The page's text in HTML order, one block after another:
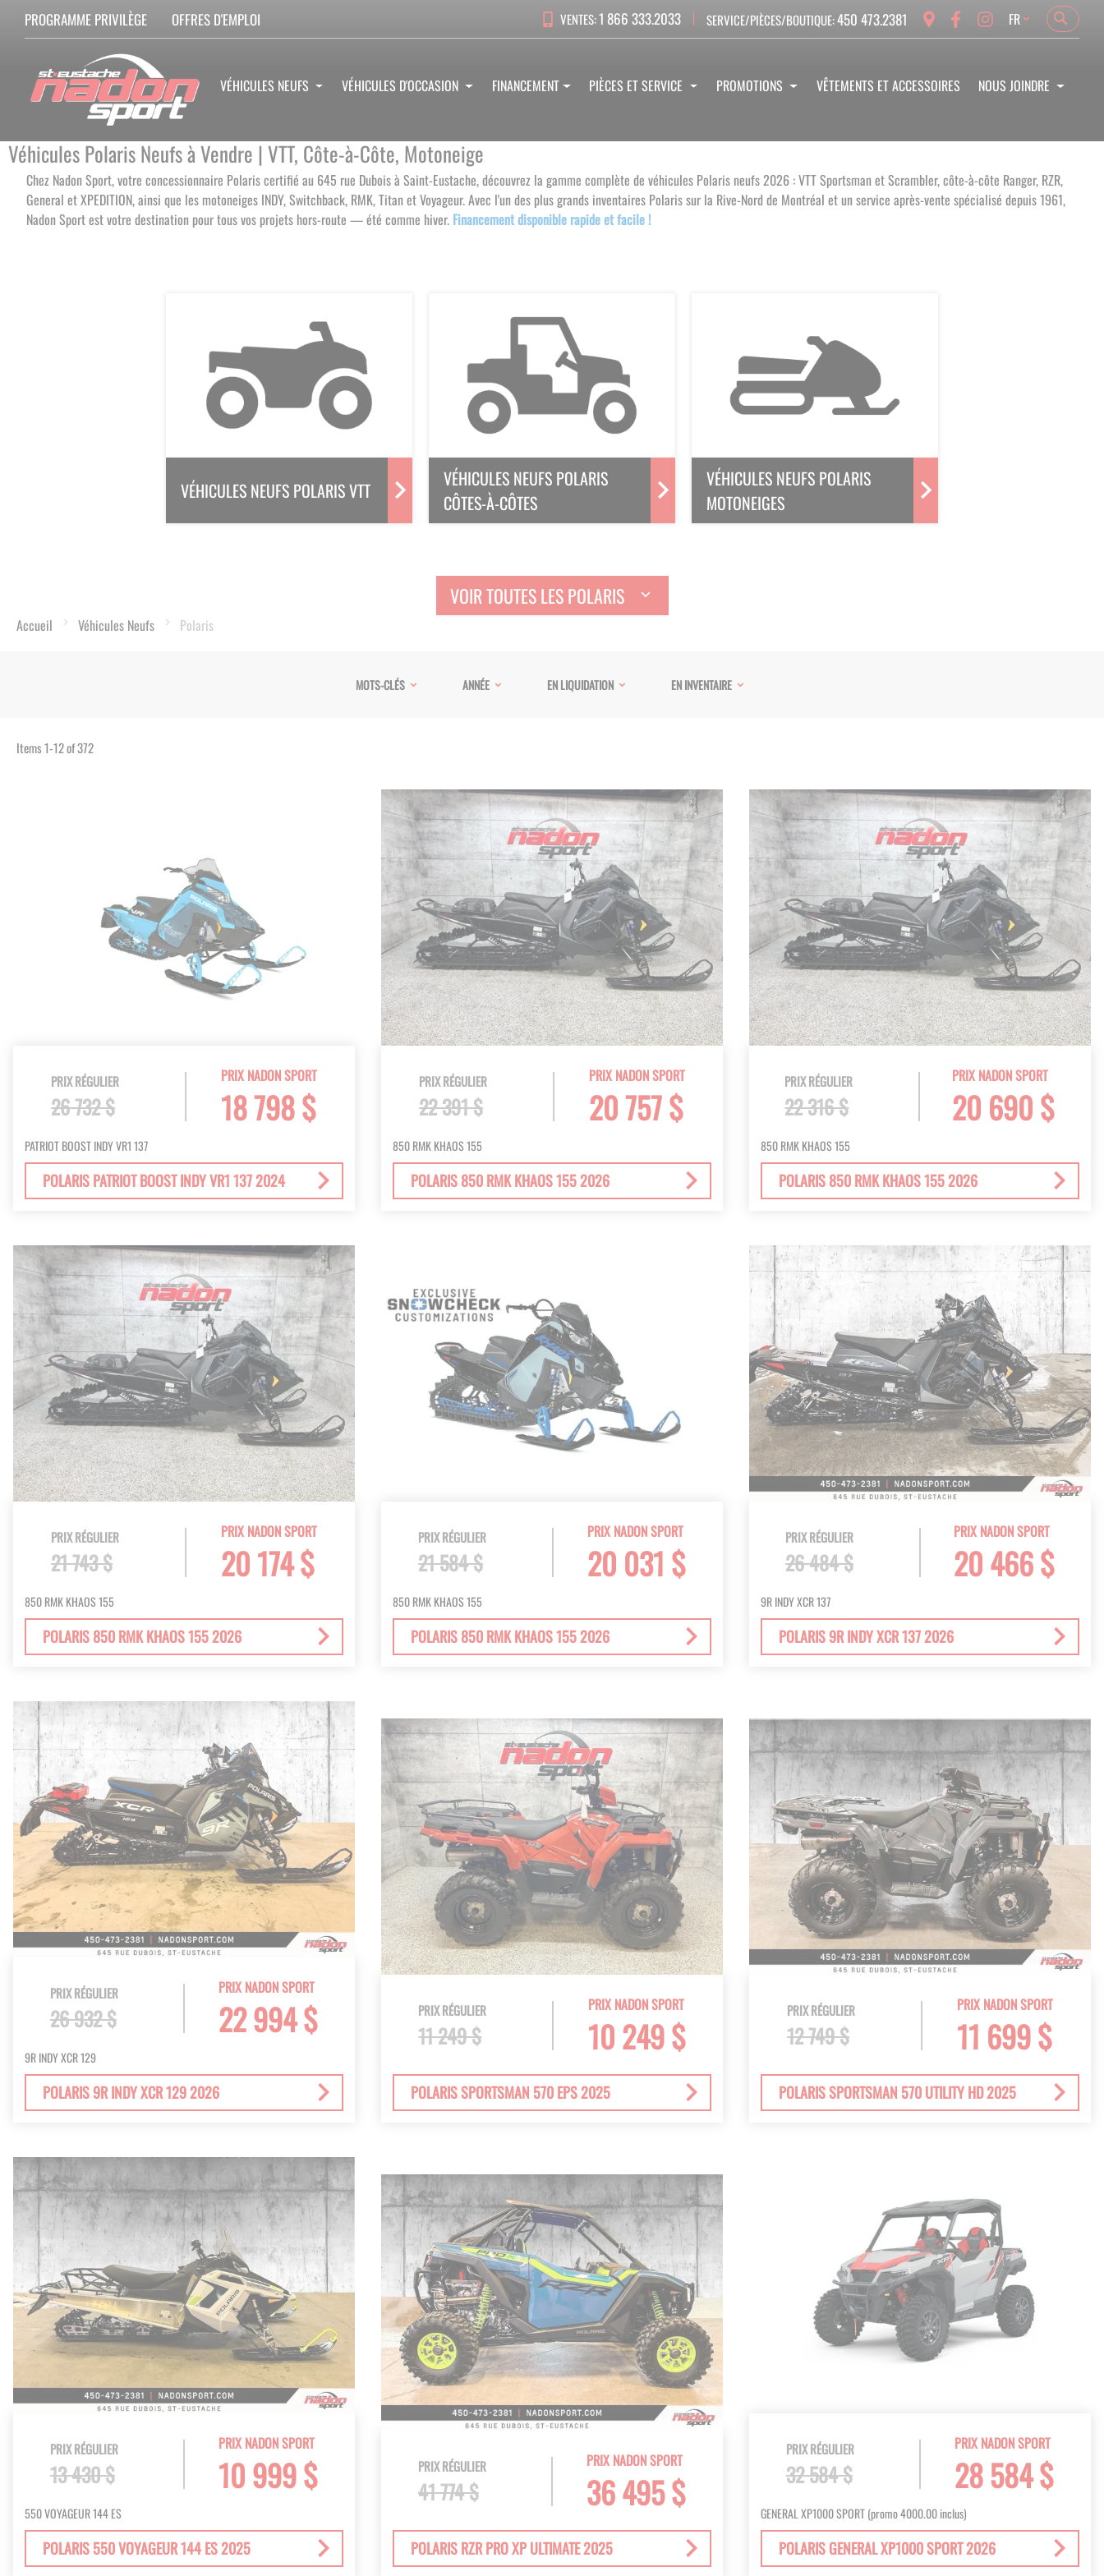
PROGRAMME PRIVILÈGE OFFRES D'EMPLOI VENTES:1 866 333.2033 SERVICE/PIÈCES/BOUTIQUE:450 473.2381
Search
Search
Language
FR
VÉHICULES NEUFS VÉHICULES D'OCCASION FINANCEMENT PIÈCES ET SERVICE PROMOTIONS VÊTEMENTS ET ACCESSOIRES NOUS JOINDRE
Véhicules Polaris Neufs à Vendre | VTT, Côte-à-Côte, Motoneige
Chez Nadon Sport, votre concessionnaire Polaris certifié au 645 rue Dubois à Saint-Eustache, découvrez la gamme complète de véhicules Polaris neufs 2026 : VTT Sportsman et Scrambler, côte-à-côte Ranger, RZR,
General et XPEDITION, ainsi que les motoneiges INDY, Switchback, RMK, Titan et Voyageur. Avec l'un des plus grands inventaires Polaris sur la Rive-Nord de Montréal et un service après-vente spécialisé depuis 1961,
Nadon Sport est votre destination pour tous vos projets hors-route — été comme hiver. Financement disponible rapide et facile !
VÉHICULES NEUFS POLARIS VTT
VÉHICULES NEUFS POLARIS
CÔTES-À-CÔTES
VÉHICULES NEUFS POLARIS
MOTONEIGES
VOIR TOUTES LES POLARIS
Accueil Véhicules Neufs Polaris
MOTS-CLÉS ANNÉE EN LIQUIDATION EN INVENTAIRE
Items1-12of372
PRIX NADON SPORT
18 798 $
PRIX RÉGULIER
26 732 $
PATRIOT BOOST INDY VR1 137
POLARIS PATRIOT BOOST INDY VR1 137 2024
PRIX NADON SPORT
20 757 $
PRIX RÉGULIER
22 391 $
850 RMK KHAOS 155
POLARIS 850 RMK KHAOS 155 2026
PRIX NADON SPORT
20 690 $
PRIX RÉGULIER
22 316 $
850 RMK KHAOS 155
POLARIS 850 RMK KHAOS 155 2026
PRIX NADON SPORT
20 174 $
PRIX RÉGULIER
21 743 $
850 RMK KHAOS 155
POLARIS 850 RMK KHAOS 155 2026
PRIX NADON SPORT
20 031 $
PRIX RÉGULIER
21 584 $
850 RMK KHAOS 155
POLARIS 850 RMK KHAOS 155 2026
PRIX NADON SPORT
20 466 $
PRIX RÉGULIER
26 484 $
9R INDY XCR 137
POLARIS 9R INDY XCR 137 2026
PRIX NADON SPORT
22 994 $
PRIX RÉGULIER
26 932 $
9R INDY XCR 129
POLARIS 9R INDY XCR 129 2026
PRIX NADON SPORT
10 249 $
PRIX RÉGULIER
11 249 $
POLARIS SPORTSMAN 570 EPS 2025
PRIX NADON SPORT
11 699 $
PRIX RÉGULIER
12 749 $
POLARIS SPORTSMAN 570 UTILITY HD 2025
PRIX NADON SPORT
10 999 $
PRIX RÉGULIER
13 430 $
550 VOYAGEUR 144 ES
POLARIS 550 VOYAGEUR 144 ES 2025
PRIX NADON SPORT
36 495 $
PRIX RÉGULIER
41 774 $
POLARIS RZR PRO XP ULTIMATE 2025
PRIX NADON SPORT
28 584 $
PRIX RÉGULIER
32 584 $
GENERAL XP1000 SPORT (promo 4000.00 inclus)
POLARIS GENERAL XP1000 SPORT 2026